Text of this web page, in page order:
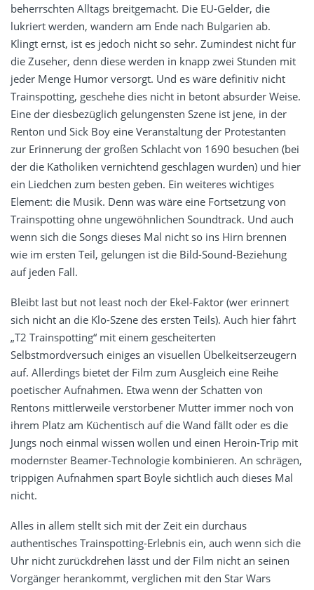
beherrschten Alltags breitgemacht. Die EU-Gelder, die
lukriert werden, wandern am Ende nach Bulgarien ab.
Klingt ernst, ist es jedoch nicht so sehr. Zumindest nicht für
die Zuseher, denn diese werden in knapp zwei Stunden mit
jeder Menge Humor versorgt. Und es wäre definitiv nicht
Trainspotting, geschehe dies nicht in betont absurder Weise.
Eine der diesbezüglich gelungensten Szene ist jene, in der
Renton und Sick Boy eine Veranstaltung der Protestanten
zur Erinnerung der großen Schlacht von 1690 besuchen (bei
der die Katholiken vernichtend geschlagen wurden) und hier
ein Liedchen zum besten geben. Ein weiteres wichtiges
Element: die Musik. Denn was wäre eine Fortsetzung von
Trainspotting ohne ungewöhnlichen Soundtrack. Und auch
wenn sich die Songs dieses Mal nicht so ins Hirn brennen
wie im ersten Teil, gelungen ist die Bild-Sound-Beziehung
auf jeden Fall.
Bleibt last but not least noch der Ekel-Faktor (wer erinnert
sich nicht an die Klo-Szene des ersten Teils). Auch hier fährt
„T2 Trainspotting“ mit einem gescheiterten
Selbstmordversuch einiges an visuellen Übelkeitserzeugern
auf. Allerdings bietet der Film zum Ausgleich eine Reihe
poetischer Aufnahmen. Etwa wenn der Schatten von
Rentons mittlerweile verstorbener Mutter immer noch von
ihrem Platz am Küchentisch auf die Wand fällt oder es die
Jungs noch einmal wissen wollen und einen Heroin-Trip mit
modernster Beamer-Technologie kombinieren. An schrägen,
trippigen Aufnahmen spart Boyle sichtlich auch dieses Mal
nicht.
Alles in allem stellt sich mit der Zeit ein durchaus
authentisches Trainspotting-Erlebnis ein, auch wenn sich die
Uhr nicht zurückdrehen lässt und der Film nicht an seinen
Vorgänger herankommt, verglichen mit den Star Wars